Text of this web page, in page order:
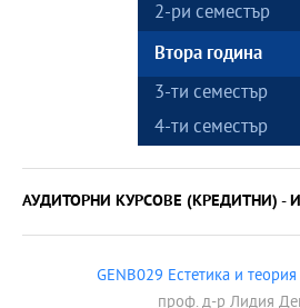
2-ри семестър
Втора година
3-ти семестър
4-ти семестър
АУДИТОРНИ КУРСОВЕ (КРЕДИТНИ) -
GENB029 Естетика и
проф. д-р Лидия